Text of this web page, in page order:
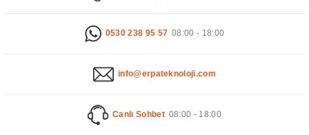
0530 238 95 57 08:00 - 18:00
info@erpateknoloji.com
Canlı Sohbet 08:00 - 18:00